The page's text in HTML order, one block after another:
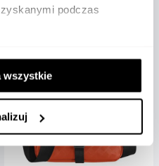
podczas
wszystkie